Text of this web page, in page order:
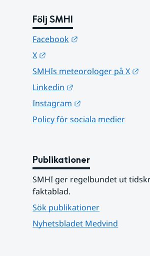
Följ SMHI
Facebook
X
SMHIs meteorologer på X
Linkedin
Instagram
Policy för sociala medier
Publikationer
SMHI ger regelbundet ut
faktablad.
Sök publikationer
Nyhetsbladet Medvind